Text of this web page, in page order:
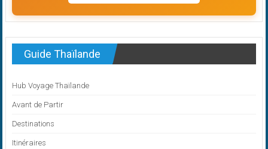
Guide Thaïlande
Hub Voyage Thaïlande
Avant de Partir
Destinations
Itinéraires